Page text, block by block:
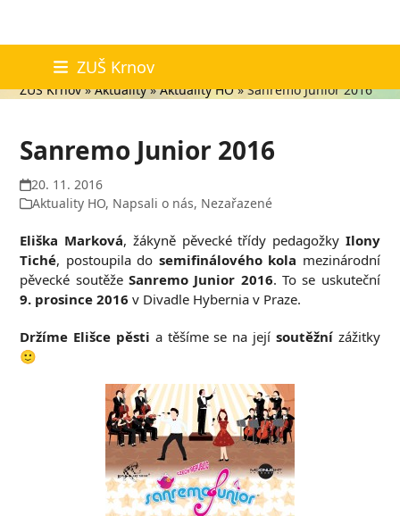
content
ZUŠ Krnov
Aktuality
ZUŠ Krnov»Aktuality»Aktuality HO»Sanremo Junior 2016
Sanremo Junior 2016
20. 11. 2016
Aktuality HO, Napsali o nás, Nezařazené
Eliška Marková, žákyně pěvecké třídy pedagožky Ilony
Tiché, postoupila do semifinálového kola mezinárodní
pěvecké soutěžeSanremo Junior 2016. To se uskuteční
9. prosince 2016 v Divadle Hybernia v Praze.
Držíme Elišce pěsti a těšíme se na její soutěžnízážitky
🙂